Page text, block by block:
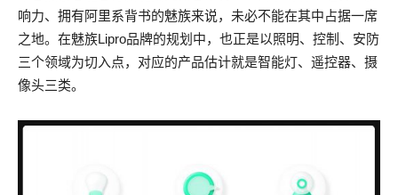
响力、拥有阿里系背书的魅族来说，未必不能在其中占据一席
之地。在魅族Lipro品牌的规划中，也正是以照明、控制、安防
三个领域为切入点，对应的产品估计就是智能灯、遥控器、摄
像头三类。